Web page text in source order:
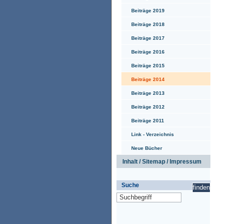
Beiträge 2019
Beiträge 2018
Beiträge 2017
Beiträge 2016
Beiträge 2015
Beiträge 2014
Beiträge 2013
Beiträge 2012
Beiträge 2011
Link - Verzeichnis
Neue Bücher
Inhalt / Sitemap / Impressum
Suche